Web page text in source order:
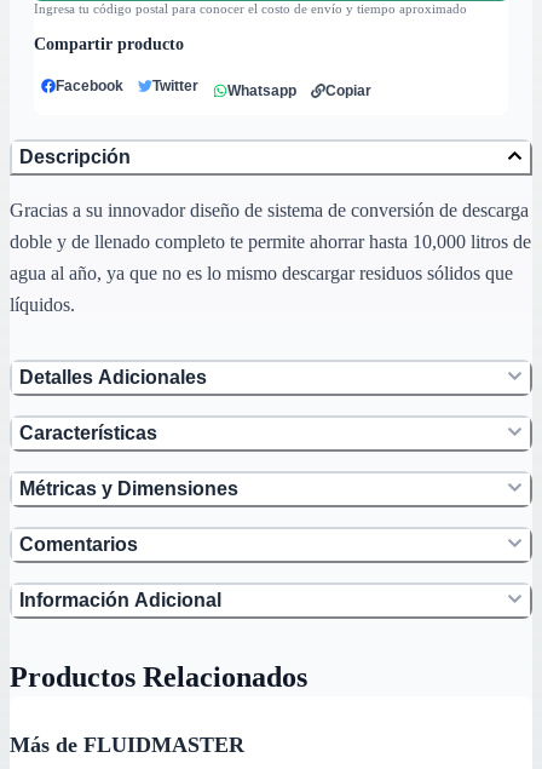
Ingresa tu código postal para conocer el costo de envío y tiempo aproximado
Compartir producto
Facebook Twitter Whatsapp Copiar
Descripción
Gracias a su innovador diseño de sistema de conversión de descarga
doble y de llenado completo te permite ahorrar hasta 10,000 litros de
agua al año, ya que no es lo mismo descargar residuos sólidos que
líquidos.
Detalles Adicionales
Características
Métricas y Dimensiones
Comentarios
Información Adicional
Productos Relacionados
Más de FLUIDMASTER